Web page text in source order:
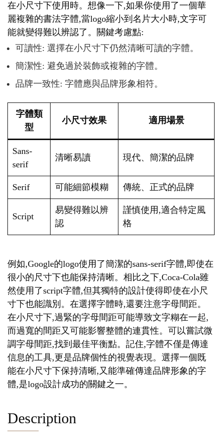
在小尺寸下使用時。想像一下,如果你使用了一個華
麗複雜的書法字體,當logo縮小到名片大小時,文字可
能就變得難以辨認了。關鍵考慮點:
可讀性: 選擇在小尺寸下仍然清晰可讀的字體。
簡潔性: 避免過於裝飾或複雜的字體。
品牌一致性: 字體應與品牌形象相符。
字體類
型
小尺寸效果 適用場景
Sans-
serif
清晰易讀 現代、簡潔的品牌
Serif 可能細節模糊 傳統、正式的品牌
Script
易變得難以辨
認
謹慎使用,適合特定風
格
例如,Google的logo使用了簡潔的sans-serif字體,即使在
很小的尺寸下也能保持清晰。相比之下,Coca-Cola雖
然使用了script字體,但其獨特的設計使得即使在小尺
寸下也能識別。在選擇字體時,還要注意字母間距。
在小尺寸下,過緊的字母間距可能導致文字糊在一起,
而過寬的間距又可能影響整體的連貫性。可以嘗試微
調字母間距,找到最佳平衡點。記住,字體不僅是傳達
信息的工具,更是品牌個性的視覺表現。選擇一個既
能在小尺寸下保持清晰,又能準確傳達品牌形象的字
體,是logo設計成功的關鍵之一。
Description